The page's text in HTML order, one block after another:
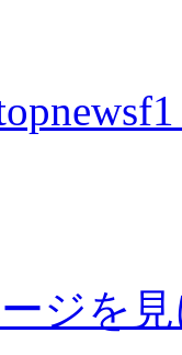
ージを